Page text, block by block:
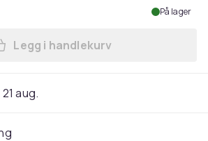
På lager
Legg vidaXL Justerbart
Legg i handlekurv
aug.